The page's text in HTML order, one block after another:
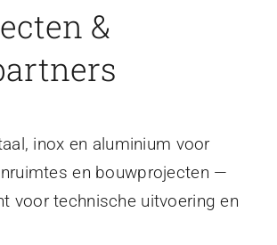
&
inox en aluminium voor
en bouwprojecten —
voor technische uitvoering en